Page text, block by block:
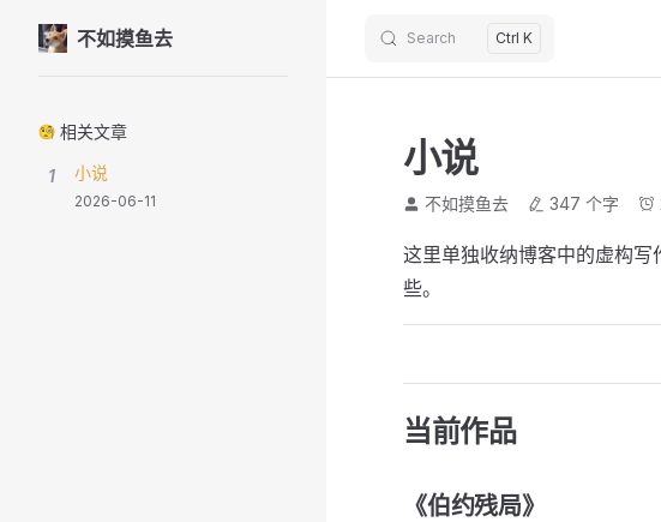
Skip to content
不如摸鱼去 Search Ctrl K
相关文章
1 小说
2026-06-11
小说
不如摸鱼去 347 个字
这里单独收纳博客中的虚构
些。
当前作品
《伯约残局》